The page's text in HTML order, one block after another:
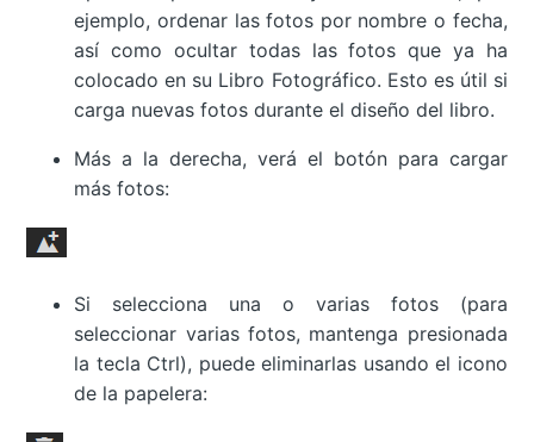
ejemplo, ordenar las fotos por nombre o fecha,
así como ocultar todas las fotos que ya ha
colocado en su Libro Fotográfico. Esto es útil si
carga nuevas fotos durante el diseño del libro.
Más a la derecha, verá el botón para cargar
más fotos:
Si selecciona una o varias fotos (para
seleccionar varias fotos, mantenga presionada
la tecla Ctrl), puede eliminarlas usando el icono
de la papelera: